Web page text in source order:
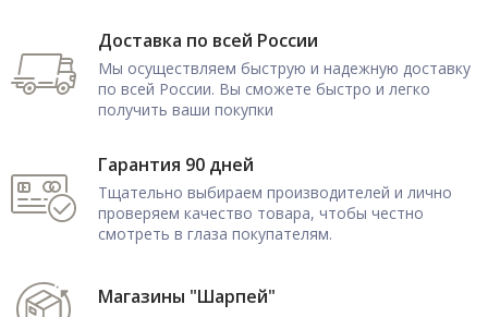
Доставка по всей России
Мы осуществляем быструю и надежную доставку
по всей России. Вы сможете быстро и легко
получить ваши покупки
Гарантия 90 дней
Тщательно выбираем производителей и лично
проверяем качество товара, чтобы честно
смотреть в глаза покупателям.
Магазины "Шарпей"